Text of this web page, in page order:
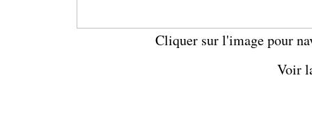
Cliquer sur l'image pour
Voir